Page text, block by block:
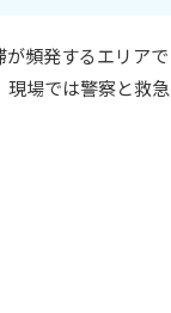
頻発するエリア
場では警察と救